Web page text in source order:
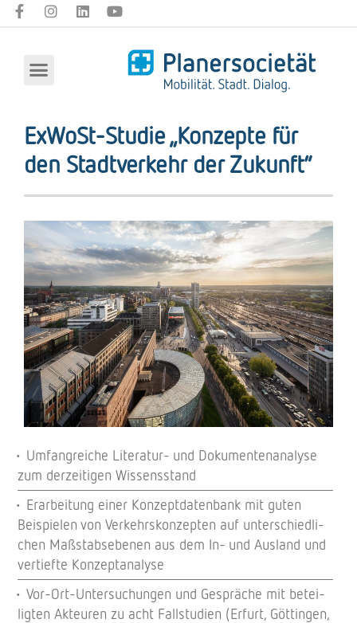
ExWoSt-Studie „Konzepte für
den Stadtverkehr der Zukunft“
Umfang­rei­che Lite­ra­tur- und Doku­men­ten­ana­lyse
zum derzei­ti­gen Wissensstand
Erar­bei­tung einer Konzept­da­ten­bank mit guten
Beispie­len von Verkehrs­kon­zep­ten auf unter­schied­li­
chen Maßstab­s­ebe­nen aus dem In- und Ausland und
vertiefte Konzeptanalyse
Vor-Ort-Unter­su­chun­gen und Gesprä­che mit betei­
lig­ten Akteu­ren zu acht Fall­stu­dien (Erfurt, Göttin­gen,